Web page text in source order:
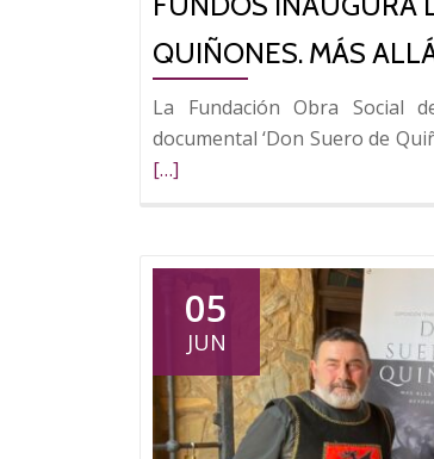
QUIÑONES. MÁS
La Fundación Obra Social
documental ‘Don Suero de
[…]
05
JUN